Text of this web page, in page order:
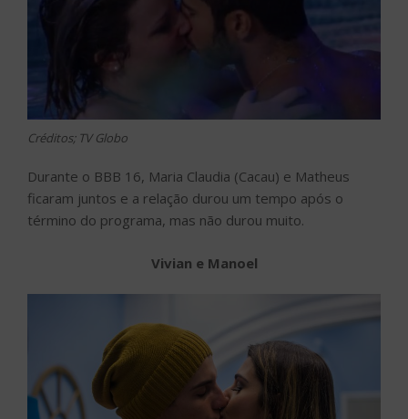
Créditos; TV Globo
Durante o BBB 16, Maria Claudia (Cacau) e Matheus
ficaram juntos e a relação durou um tempo após o
término do programa, mas não durou muito.
Vivian e Manoel